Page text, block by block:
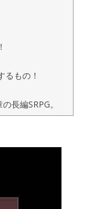
もの！
長編SRPG。